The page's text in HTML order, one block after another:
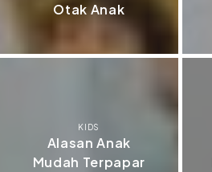
Otak Anak
KIDS
Alasan Anak
Mudah Terpapar